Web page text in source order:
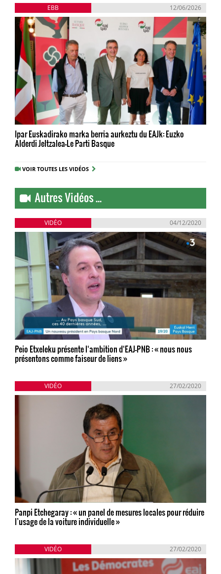
EBB 12/06/2026
Ipar Euskadirako marka berria aurkeztu du EAJk: Euzko
Alderdi Jeltzalea-Le Parti Basque
VOIR TOUTES LES VIDÉOS
Autres Vidéos ...
VIDÉO 04/12/2020
Peio Etxeleku présente l‘ambition d‘EAJ-PNB : « nous nous
présentons comme faiseur de liens »
VIDÉO 27/02/2020
Panpi Etchegaray : « un panel de mesures locales pour réduire
l’usage de la voiture individuelle »
VIDÉO 27/02/2020